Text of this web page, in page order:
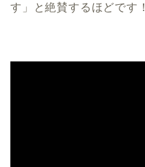
す」と絶賛するほどです！